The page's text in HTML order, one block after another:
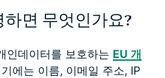
면 무엇인가요?
인데이터를 보호하는 EU 개
에는 이름, 이메일 주소, IP